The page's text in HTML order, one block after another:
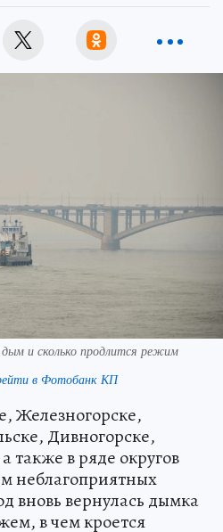
и сколько продлится режим
в Фотобанк КП
Железногорске,
Дивногорске,
также в ряде округов
неблагоприятных
вновь вернулась дымка
в чем кроется